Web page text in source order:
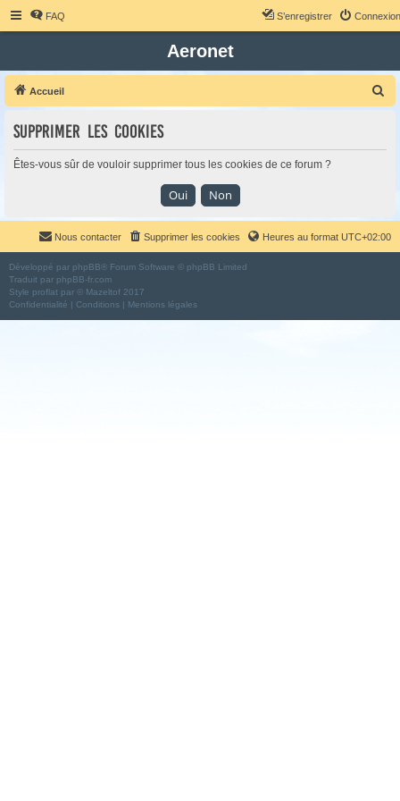
FAQ Connexion
S’enregistrer
Aeronet
Accueil
c
h
Supprimer les cookies
Êtes-vous sûr de vouloir supprimer tous les cookies de ce forum ?
Heures au format UTC+02:00
Supprimer les cookies
Nous contacter
Développé par phpBB® Forum Software © phpBB Limited
Traduit par phpBB-fr.com
Style proflat par © Mazeltof 2017
Confidentialité | Conditions | Mentions légales